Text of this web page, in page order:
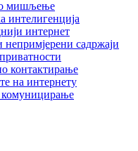
мишљење
интелигенција
интернет
садржаји
контактирање
на интернету
комуницирање